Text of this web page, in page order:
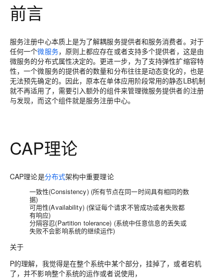
前言
服务注册中心本质上是为了解耦服务提供者和服务消费者。对于
任何一个微服务，原则上都应存在或者支持多个提供者，这是由
微服务的分布式属性决定的。更进一步，为了支持弹性扩缩容特
性，一个微服务的提供者的数量和分布往往是动态变化的，也是
无法预先确定的。因此，原本在单体应用阶段常用的静态LB机制
就不再适用了，需要引入额外的组件来管理微服务提供者的注册
与发现，而这个组件就是服务注册中心。
CAP理论
CAP理论是分布式架构中重要理论
一致性(Consistency) (所有节点在同一时间具有相同的数
据)
可用性(Availability) (保证每个请求不管成功或者失败都
有响应)
分隔容忍(Partition tolerance) (系统中任意信息的丢失或
失败不会影响系统的继续运作)
关于
P的理解，我觉得是在整个系统中某个部分，挂掉了，或者宕机
了，并不影响整个系统的运作或者说使用，